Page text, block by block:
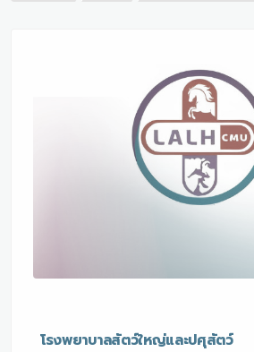
โรงพยาบาลสัตว์ใหญ่และปศุสัตว์